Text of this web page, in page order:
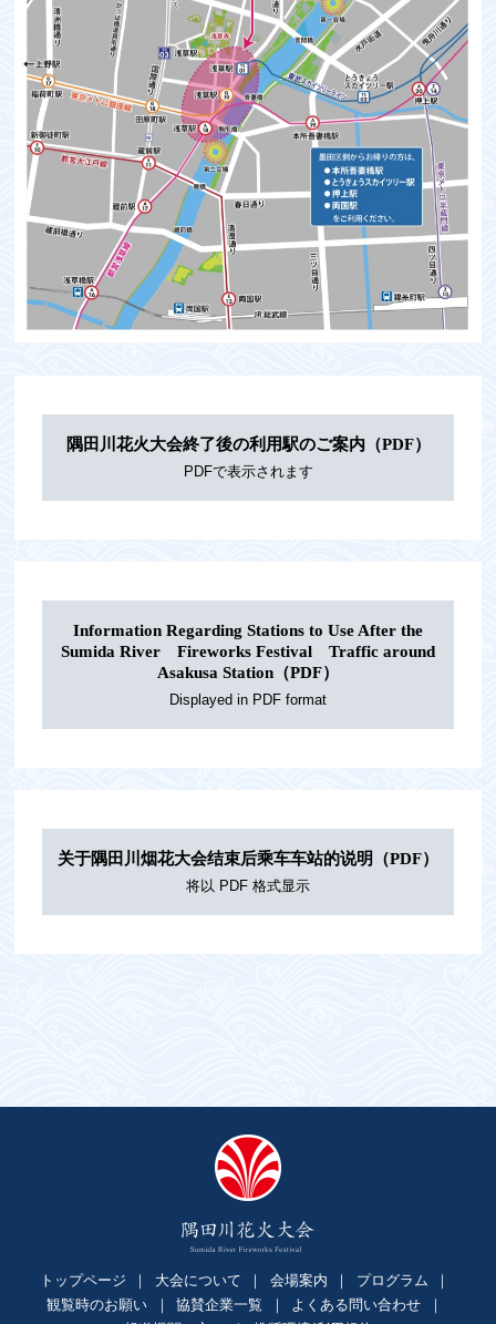
隅田川花火大会終了後の利用駅のご案内（PDF）
Information Regarding Stations to Use After the
Sumida River Fireworks Festival Traffic around
Asakusa Station（PDF）
关于隅田川烟花大会结束后乘车车站的说明（PDF）
トップページ 大会について 会場案内
プログラム
観覧時のお願い
協賛企業一覧
よくある問い合わせ